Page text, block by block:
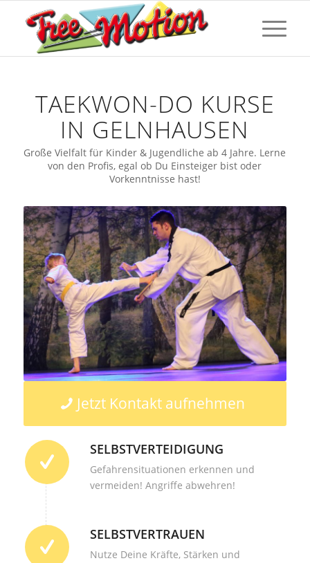
TAEKWON-DO KURSE
IN GELNHAUSEN
Große Vielfalt für Kinder & Jugendliche ab 4 Jahre. Lerne
von den Profis, egal ob Du Einsteiger bist oder
Vorkenntnisse hast!
Jetzt Kontakt aufnehmen
SELBSTVERTEIDIGUNG
Gefahrensituationen erkennen und
vermeiden! Angriffe abwehren!
SELBSTVERTRAUEN
Nutze Deine Kräfte, Stärken und